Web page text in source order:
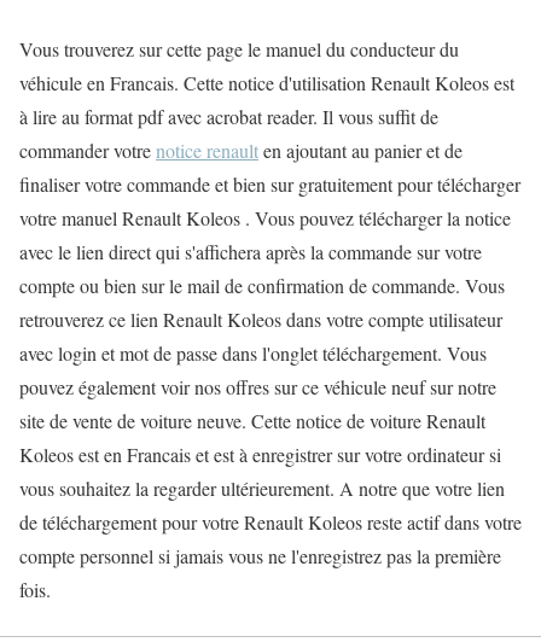
Vous trouverez sur cette page le manuel du conducteur du
véhicule en Francais. Cette notice d'utilisation Renault Koleos est
à lire au format pdf avec acrobat reader. Il vous suffit de
commander votrenotice renaulten ajoutant au panier et de
finaliser votre commande et bien sur gratuitement pour télécharger
votre manuel Renault Koleos . Vous pouvez télécharger la notice
avec le lien direct qui s'affichera après la commande sur votre
compte ou bien sur le mail de confirmation de commande. Vous
retrouverez ce lien Renault Koleos dans votre compte utilisateur
avec login et mot de passe dans l'onglet téléchargement. Vous
pouvez également voir nos offres sur ce véhicule neuf sur notre
site de vente de voiture neuve. Cette notice de voiture Renault
Koleos est en Francais et est à enregistrer sur votre ordinateur si
vous souhaitez la regarder ultérieurement. A notre que votre lien
de téléchargement pour votre Renault Koleos reste actif dans votre
compte personnel si jamais vous ne l'enregistrez pas la première
fois.